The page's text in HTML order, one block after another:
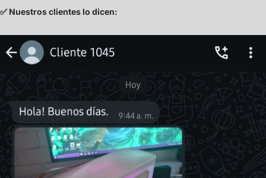
✅ Nuestros clientes lo dicen: